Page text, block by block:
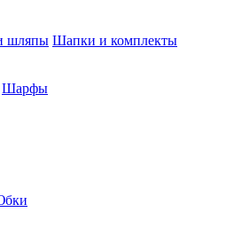
шляпы Шапки и комплекты
Шарфы